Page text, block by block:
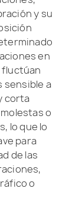
y su
en
fluctúan
sensible a
corta
o
lo que lo
para
de las
o